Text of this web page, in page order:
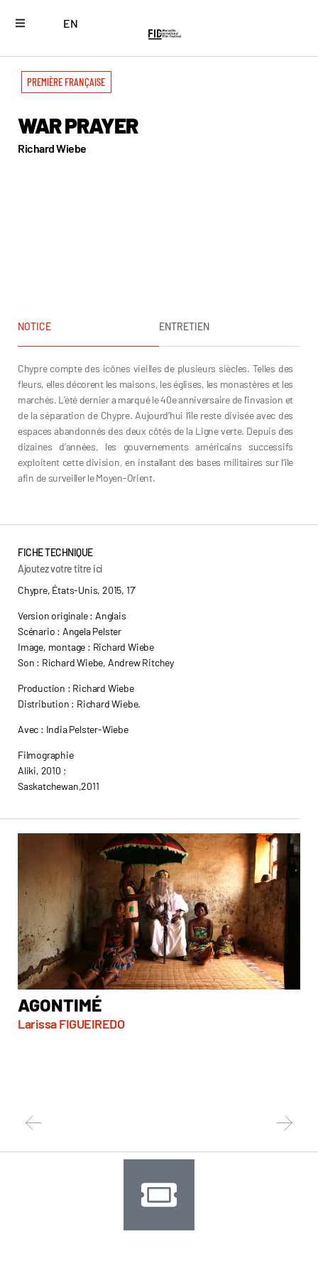
EN
PREMIÈRE FRANÇAISE
WAR PRAYER
Richard Wiebe
NOTICE ENTRETIEN
Chypre compte des icônes vieilles de plusieurs siècles. Telles des
fleurs, elles décorent les maisons, les églises, les monastères et les
marchés. L’été dernier a marqué le 40e anniversaire de l’invasion et
de la séparation de Chypre. Aujourd’hui l’île reste divisée avec des
espaces abandonnés des deux côtés de la Ligne verte. Depuis des
dizaines d’années, les gouvernements américains successifs
exploitent cette division, en installant des bases militaires sur l’île
afin de surveiller le Moyen-Orient.
FICHE TECHNIQUE
Ajoutez votre titre ici
Chypre, États-Unis, 2015, 17’
Version originale : Anglais
Scénario : Angela Pelster
Image, montage : Richard Wiebe
Son : Richard Wiebe, Andrew Ritchey
Production : Richard Wiebe
Distribution : Richard Wiebe.
Avec : India Pelster-Wiebe
Filmographie
Aliki, 2010 ;
Saskatchewan,2011
AGONTIMÉ
Larissa FIGUEIREDO